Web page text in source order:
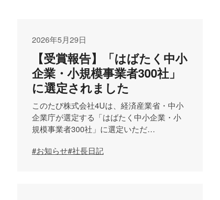
2026年5月29日
【受賞報告】「はばたく中小
企業・小規模事業者300社」
に選定されました
このたび株式会社4Uは、経済産業省・中小
企業庁が選定する「はばたく中小企業・小
規模事業者300社」に選定いただ…
#お知らせ#社長日記